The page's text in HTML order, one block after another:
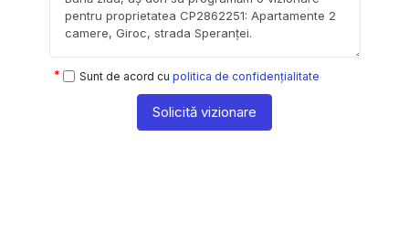
Sunt de acord cu politica de confidențialitate
Solicită vizionare